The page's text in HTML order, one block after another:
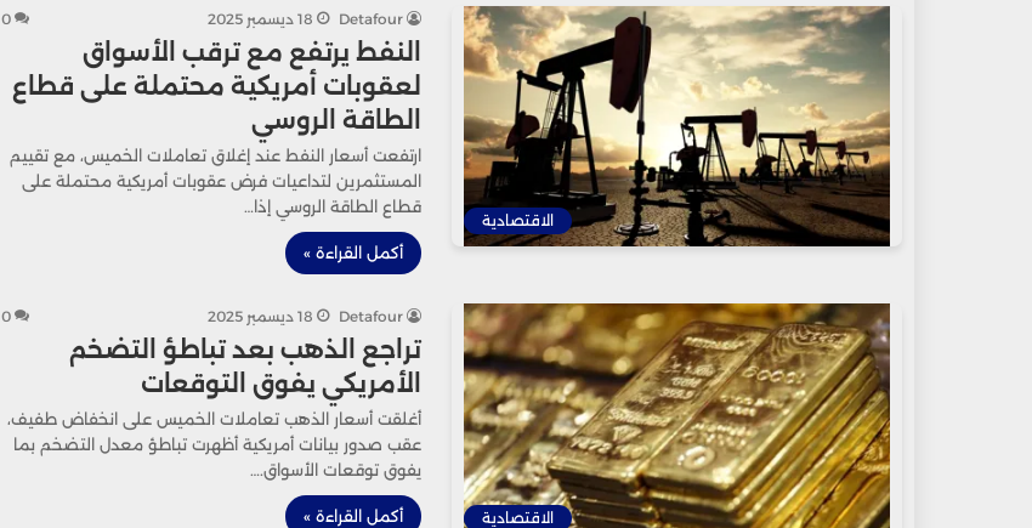
الاقتصادية
Detafour 18 ديسمبر 2025 0
النفط يرتفع مع ترقب الأسواق
لعقوبات أمريكية محتملة على قطاع
الطاقة الروسي
ارتفعت أسعار النفط عند إغلاق تعاملات الخميس، مع تقييم
المستثمرين لتداعيات فرض عقوبات أمريكية محتملة على
قطاع الطاقة الروسي إذا…
أكمل القراءة »
الاقتصادية
Detafour 18 ديسمبر 2025 0
تراجع الذهب بعد تباطؤ التضخم
الأمريكي يفوق التوقعات
أغلقت أسعار الذهب تعاملات الخميس على انخفاض طفيف،
عقب صدور بيانات أمريكية أظهرت تباطؤ معدل التضخم بما
يفوق توقعات الأسواق.…
أكمل القراءة »